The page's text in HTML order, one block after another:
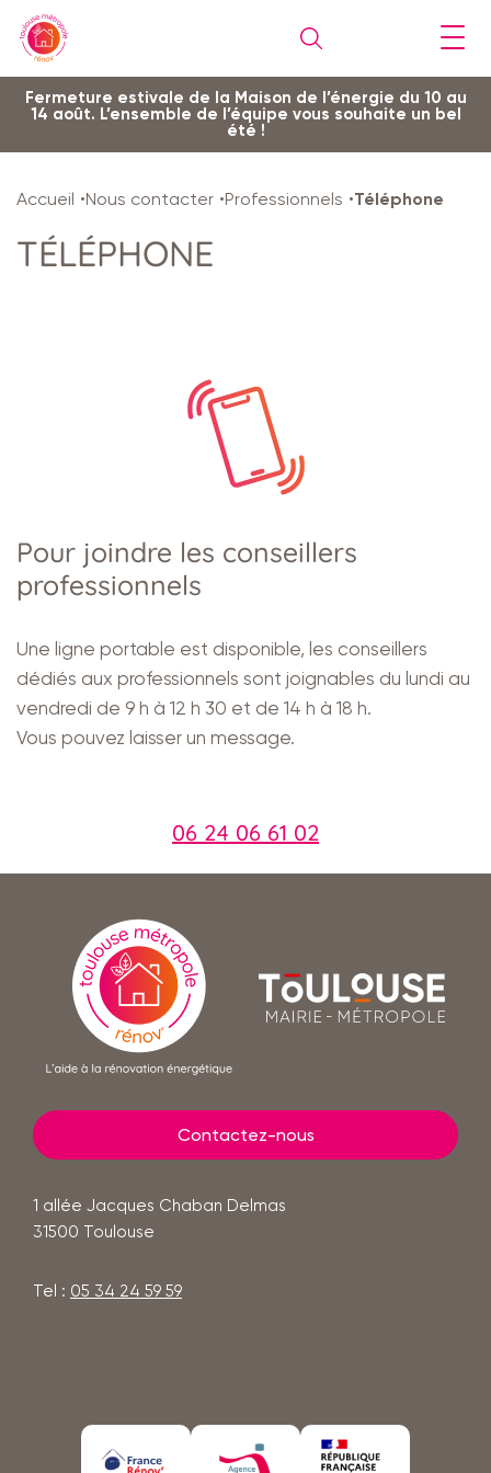
Gestion de vos préférences sur les cookies
Aller
au
contenu
Aller
à
la
Aller
à
la
Aller
au
pied
page
Aller
au
plan
site
Fermeture estivale de la Maison de l’énergie du 10 au
14 août. L’ensemble de l’équipe vous souhaite un bel
été !
Accueil Nous contacter Professionnels Téléphone
TÉLÉPHONE
Pour joindre les conseillers
professionnels
Une ligne portable est disponible, les conseillers
dédiés aux professionnels sont joignables du lundi au
vendredi de 9 h à 12 h 30 et de 14 h à 18 h.
Vous pouvez laisser un message.
06 24 06 61 02
En
savoir
plus
Toulouse
mairie
Contactez-nous
1 allée Jacques Chaban Delmas
31500 Toulouse
Tel : 05 34 24 59 59